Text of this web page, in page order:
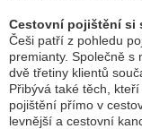
Cestovní pojištění si
Češi patří z pohledu
premianty. Společně s
dvě třetiny klientů
Přibývá také těch,
pojištění přímo v
levnější a cestovní